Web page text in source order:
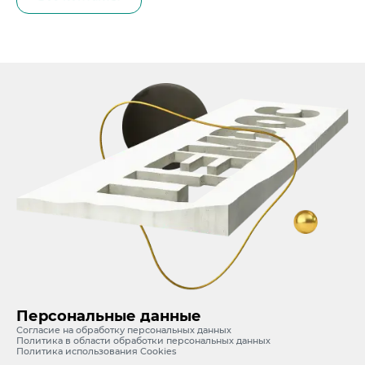
Персональные данные
Согласие на обработку персональных данных
Политика в области обработки персональных данных
Политика использования Cookies